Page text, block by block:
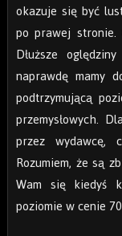
okazuje się być
po prawej stronie.
Dłuższe
naprawdę mamy
podtrzymującą
przemysłowych.
przez wydawcę,
Rozumiem, że są
Wam się kiedyś
poziomie w cenie